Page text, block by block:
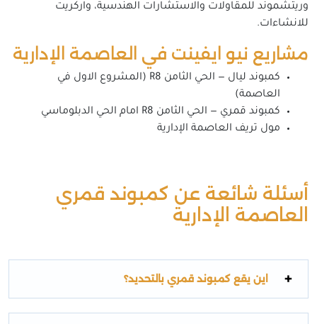
وريتشموند للمقاولات والاستشارات الهندسية، واركريت
للانشاءات.
مشاريع نيو ايفينت في العاصمة الإدارية
كمبوند ليال — الحي الثامن R8 (المشروع الاول في
العاصمة)
كمبوند قمري — الحي الثامن R8 امام الحي الدبلوماسي
مول تريف العاصمة الإدارية
أسئلة شائعة عن كمبوند قمري
العاصمة الإدارية
اين يقع كمبوند قمري بالتحديد؟